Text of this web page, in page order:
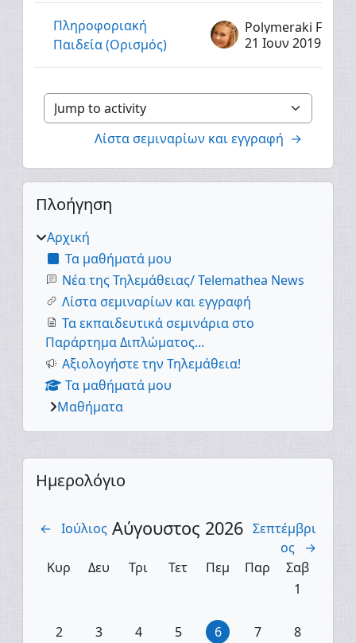
Πληροφοριακή
Παιδεία (Ορισμός)
21 Ιουν 2019
Jump to activity
Λίστα σεμιναρίων και εγγραφή  →
Μπλοκ
Παράλειψη Πλοήγηση
Πλοήγηση
Αρχική
Τα μαθήματά μου
Νέα της Τηλεμάθειας/ Telemathea News
Λίστα σεμιναρίων και εγγραφή
Τα εκπαιδευτικά σεμινάρια στο
Παράρτημα Διπλώματος...
Αξιολογήστε την Τηλεμάθεια!
Τα μαθήματά μου
Μαθήματα
Supplementary blocks
Παράλειψη Ημερολόγιο
Ημερολόγιο
← Ιούλιος Αύγουστος 2026 Σεπτέμβρι
ος
→
Κυριακή
Κυρ Δευτέρα
Δευ Τρίτη
Τρι Τετάρτη
Τετ Πέμπτη
Πεμ Παρασκευή
Παρ Σάββατο
Σαβ
Κανένα
1
Κανένα γεγονός, Κυριακή, 2 Αυγούστου
2 Κανένα γεγονός, Δευτέρα, 3 Αυγούστου
3 Κανένα γεγονός, Τρίτη, 4 Αυγούστου
4 Κανένα γεγονός, Τετάρτη, 5
5 Κανένα γεγονός,
6 Κανένα
7 Κανένα
8